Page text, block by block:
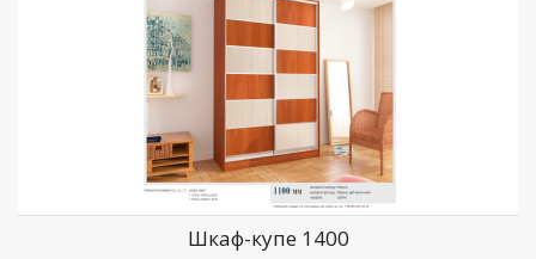
Шкаф-купе 1400